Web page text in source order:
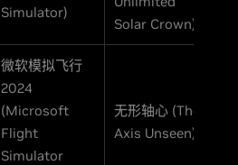
Simulator)
Solar Crown)
微软模拟飞行
2024
(Microsoft
Flight
Simulator
无形轴心 (The
Axis Unseen)